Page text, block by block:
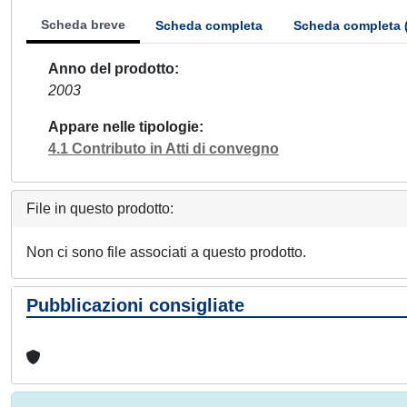
Scheda breve Scheda completa Scheda completa
Anno del prodotto
2003
Appare nelle tipologie
4.1 Contributo in Atti di convegno
File in questo prodotto:
Non ci sono file associati a questo prodotto.
Pubblicazioni consigliate